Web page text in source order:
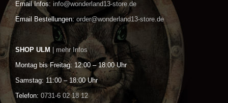
Email Infos: info@wonderland13-store.de
Email Bestellungen: order@wonderland13-store.de
SHOP ULM | mehr Infos
Montag bis Freitag: 12:00 – 18:00 Uhr
Samstag: 11:00 – 18:00 Uhr
Telefon: 0731-6 02 18 12